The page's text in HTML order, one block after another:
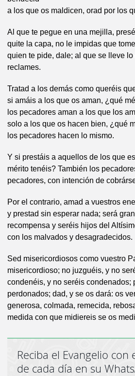
a los que os maldicen, orad por los
Al que te pegue en una mejilla,
quite la capa, no le impidas que
quien te pide, dale; al que se lleve lo
reclames.
Tratad a los demás como queréis
si amáis a los que os aman, ¿qué
los pecadores aman a los que los
solo a los que os hacen bien, ¿qué
los pecadores hacen lo mismo.
Y si prestáis a aquellos de los que
mérito tenéis? También los
pecadores, con intención de
Por el contrario, amad a vuestros
y prestad sin esperar nada; será
recompensa y seréis hijos del
con los malvados y desagradecidos.
Sed misericordiosos como vuestro
misericordioso; no juzguéis, y no
condenéis, y no seréis condenados;
perdonados; dad, y se os dará: os
generosa, colmada, remecida,
medida con que midiereis se os
Reciba el Evangelio con
de cada día en su